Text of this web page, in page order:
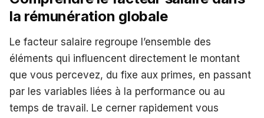
la rémunération globale
Le facteur salaire regroupe l’ensemble des
éléments qui influencent directement le montant
que vous percevez, du fixe aux primes, en passant
par les variables liées à la performance ou au
temps de travail. Le cerner rapidement vous